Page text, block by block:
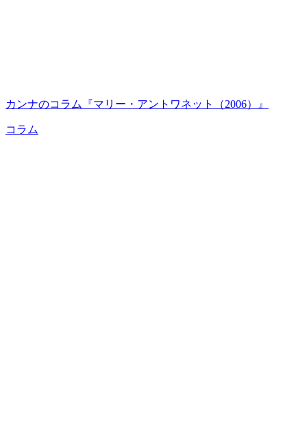
カンナのコラム『マリー・アントワネット（2006）』
コラム